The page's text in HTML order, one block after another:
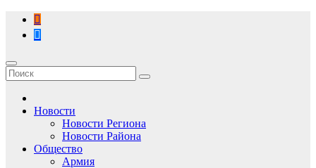
Перейти
содержимому
Новости
Новости Региона
Новости Района
Общество
Армия